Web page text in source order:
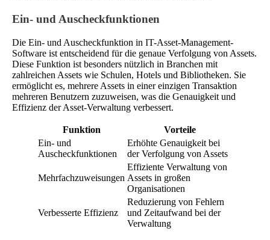
Ein- und Auscheckfunktionen
Die Ein- und Auscheckfunktion in IT-Asset-Management-
Software ist entscheidend für die genaue Verfolgung von Assets.
Diese Funktion ist besonders nützlich in Branchen mit
zahlreichen Assets wie Schulen, Hotels und Bibliotheken. Sie
ermöglicht es, mehrere Assets in einer einzigen Transaktion
mehreren Benutzern zuzuweisen, was die Genauigkeit und
Effizienz der Asset-Verwaltung verbessert.
Funktion
Vorteile
Ein- und
Auscheckfunktionen
Erhöhte Genauigkeit bei
der Verfolgung von Assets
Mehrfachzuweisungen
Effiziente Verwaltung von
Assets in großen
Organisationen
Verbesserte Effizienz
Reduzierung von Fehlern
und Zeitaufwand bei der
Verwaltung